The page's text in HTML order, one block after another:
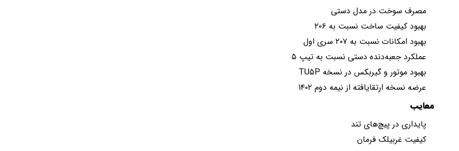
مصرف سوخت در مدل دستی
بهبود کیفیت ساخت نسبت به ۲۰۶
بهبود امکانات نسبت به ۲۰۷ سری اول
عملکرد جعبه‌دنده دستی نسبت به تیپ ۵
بهبود موتور و گیربکس در نسخه TU۵P
عرضه نسخه ارتقایافته از نیمه دوم ۱۴۰۲
معایب
پایداری در پیچ‌های تند
کیفیت غربیلک فرمان